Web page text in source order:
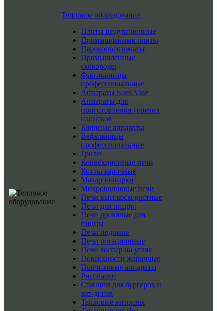
Тепловое оборудование
Плиты индукционные
Промышленные плиты
Пароконвектоматы
Промышленные
сковороды
Фритюрницы
профессиональные
Аппараты Sous Vide
Аппараты для
приготовления горячих
напитков
Блинные аппараты
Вафельницы
профессиональные
Грили
Конвекционные печи
Котлы варочные
Макароноварки
Микроволновые печи
Печи высокоскоростные
Печи для пиццы
Печи дровяные для
пиццы
Печи подовые
Печи ротационные
Печи хоспер на углях
Поверхности жарочные
Пончиковые аппараты
Рисоварки
Станции для бургеров и
хот-догов
Тепловые витрины